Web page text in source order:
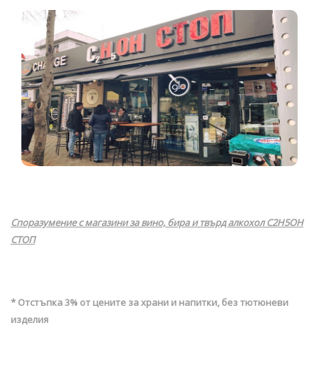
Споразумениес магазини за вино, бира и твърд алкохол C2H5OH
СТОП
* Отстъпка 3% от цените за храни и напитки, без тютюневи
изделия